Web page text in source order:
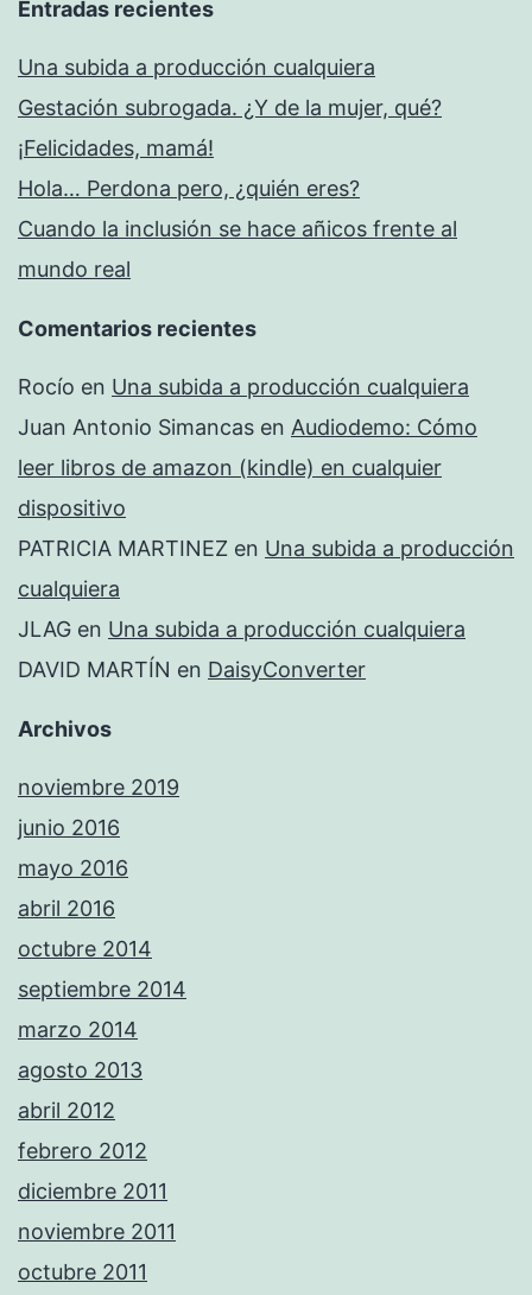
Entradas recientes
Una subida a producción cualquiera
Gestación subrogada. ¿Y de la mujer, qué?
¡Felicidades, mamá!
Hola… Perdona pero, ¿quién eres?
Cuando la inclusión se hace añicos frente al
mundo real
Comentarios recientes
Rocío en Una subida a producción cualquiera
Juan Antonio Simancas en Audiodemo: Cómo
leer libros de amazon (kindle) en cualquier
dispositivo
PATRICIA MARTINEZ en Una subida a producción
cualquiera
JLAG en Una subida a producción cualquiera
DAVID MARTÍN en DaisyConverter
Archivos
noviembre 2019
junio 2016
mayo 2016
abril 2016
octubre 2014
septiembre 2014
marzo 2014
agosto 2013
abril 2012
febrero 2012
diciembre 2011
noviembre 2011
octubre 2011